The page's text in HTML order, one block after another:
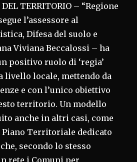
DEL TERRITORIO – “Regione
l’assessore al
Difesa del suolo e
Viviana Beccalossi – ha
positivo ruolo di ‘regia’
livello locale, mettendo da
e con l’unico obiettivo
territorio. Un modello
anche in altri casi, come
Piano Territoriale dedicato
secondo lo stesso
rete i Comuni per